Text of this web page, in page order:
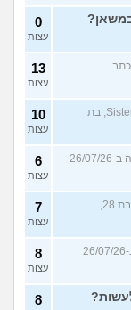
0
עצות
(אלירן, בן 30, כתב
13
עצות
(Sister, בת
10
עצות
(נערה, בת 16, כתבה ב-26/07/26
6
עצות
7
עצות
(.., בת 21, כתבה ב-26/07/26
8
עצות
8